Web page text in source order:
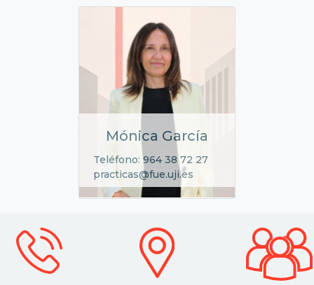
Mónica García
Teléfono: 964 38 72 27
practicas@fue.uji.es